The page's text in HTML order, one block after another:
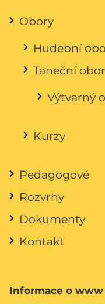
Obory
Hudební
Taneční obor
Výtvarný
Kurzy
Pedagogové
Rozvrhy
Dokumenty
Kontakt
Informace o www